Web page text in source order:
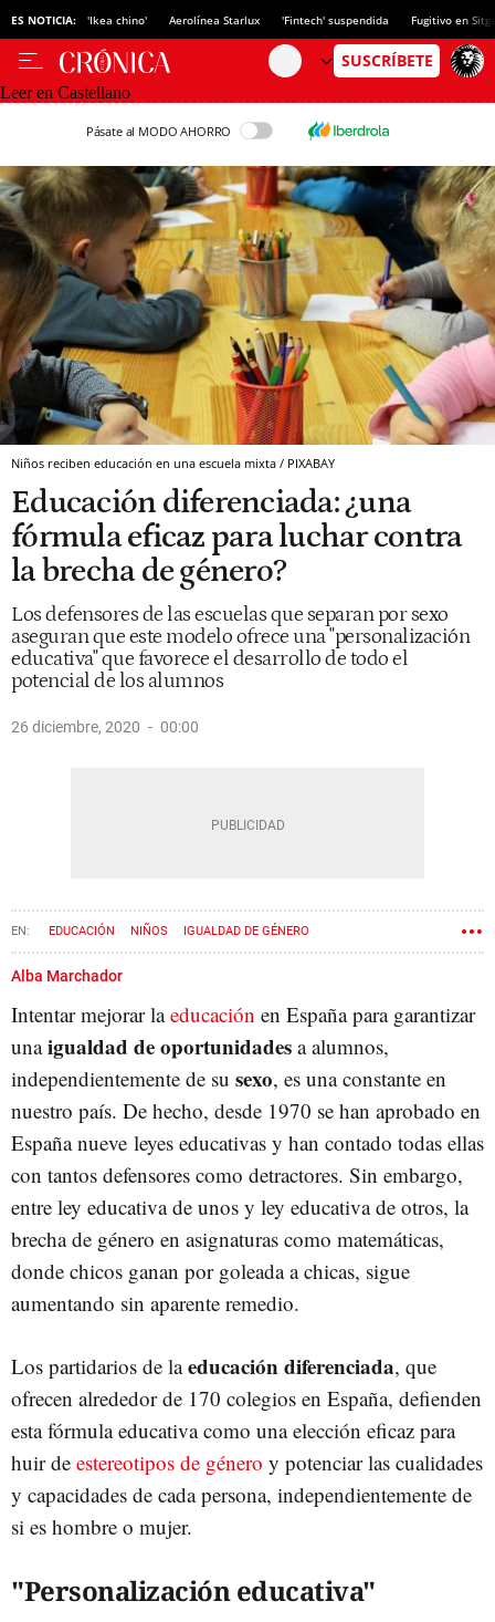
ES NOTICIA: 'Ikea chino' Aerolínea Starlux 'Fintech' suspendida Fugitivo en
Leer en Castellano
Pásate al MODO AHORRO
Niños reciben educación en una escuela mixta / PIXABAY
Educación diferenciada: ¿una
fórmula eficaz para luchar contra
la brecha de género?
Los defensores de las escuelas que separan por sexo
aseguran que este modelo ofrece una "personalización
educativa" que favorece el desarrollo de todo el
potencial de los alumnos
26 diciembre, 2020 00:00
EDUCACIÓN NIÑOS IGUALDAD DE GÉNERO
DISCRIMINACIÓN SEXUAL
Alba Marchador
Intentar mejorar laeducación en España para garantizar
unaigualdad de oportunidades a alumnos,
independientemente de su sexo, es una constante en
nuestro país. De hecho, desde 1970 se han aprobado en
España nueve leyes educativas y han contado todas ellas
con tantos defensores como detractores. Sin embargo,
entre ley educativa de unos y ley educativa de otros, la
brecha de género en asignaturas como matemáticas,
donde chicos ganan por goleada a chicas, sigue
aumentando sin aparente remedio.
Los partidarios de laeducación diferenciada, que
ofrecen alrededor de 170 colegios en España, defienden
esta fórmula educativa como una elección eficaz para
huir de estereotipos de género y potenciar las cualidades
y capacidades de cada persona, independientemente de
si es hombre o mujer.
"Personalización educativa"